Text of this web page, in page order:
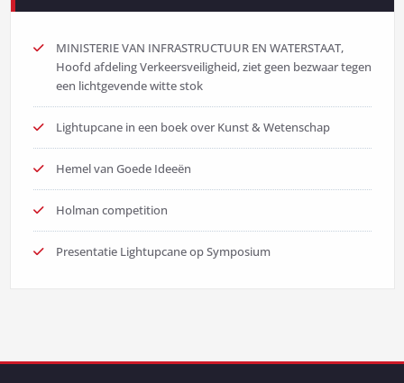
MINISTERIE VAN INFRASTRUCTUUR EN WATERSTAAT,
Hoofd afdeling Verkeersveiligheid, ziet geen bezwaar tegen
een lichtgevende witte stok
Lightupcane in een boek over Kunst & Wetenschap
Hemel van Goede Ideeën
Holman competition
Presentatie Lightupcane op Symposium